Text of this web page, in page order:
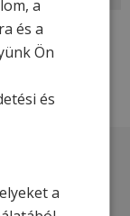
a
és a
Ön
és
a